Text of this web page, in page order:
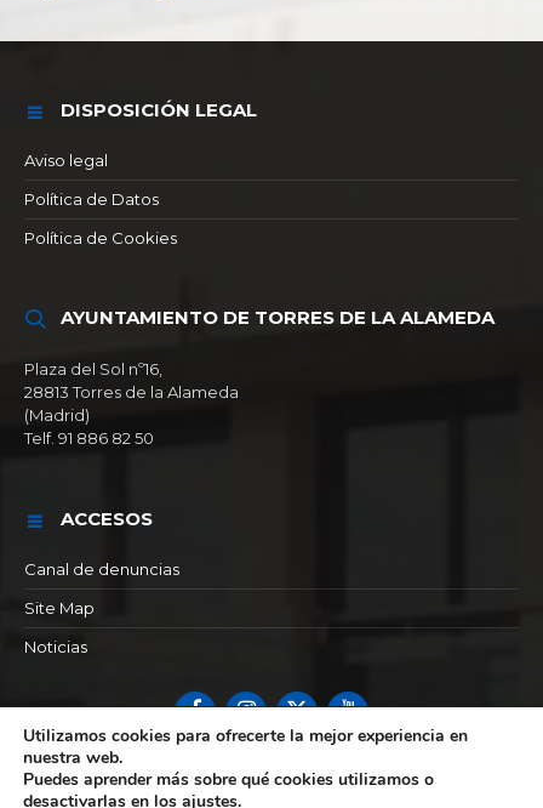
DISPOSICIÓN LEGAL
Aviso legal
Política de Datos
Política de Cookies
AYUNTAMIENTO DE TORRES DE LA ALAMEDA
Plaza del Sol nº16,
28813 Torres de la Alameda
(Madrid)
Telf. 91 886 82 50
ACCESOS
Canal de denuncias
Site Map
Noticias
FacebookInstagram
X YouTube
Utilizamos cookies para ofrecerte la mejor experiencia en
nuestra web.
Puedes aprender más sobre qué cookies utilizamos o
desactivarlas en los ajustes.